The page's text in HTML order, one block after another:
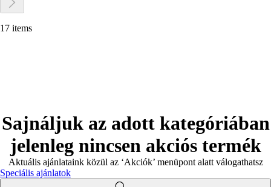
17 items
Sajnáljuk az adott kategóriában
jelenleg nincsen akciós termék
Aktuális ajánlataink közül az ‘Akciók’ menüpont alatt válogathatsz
Speciális ajánlatok